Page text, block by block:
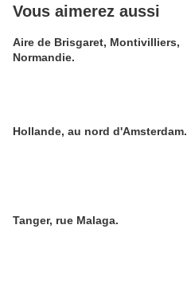
Vous aimerez aussi
Aire de Brisgaret, Montivilliers,
Normandie.
Hollande, au nord d'Amsterdam.
Tanger, rue Malaga.